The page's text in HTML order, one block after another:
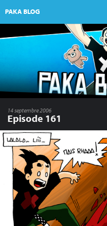
PAKA BLOG
14 septembre 2006
Episode 161